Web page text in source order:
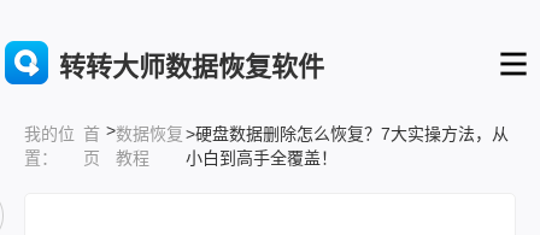
转转大师数据恢复软件
我的位
置：
首
页
>数据恢复
教程
>硬盘数据删除怎么恢复？7大实操方法，从
小白到高手全覆盖！